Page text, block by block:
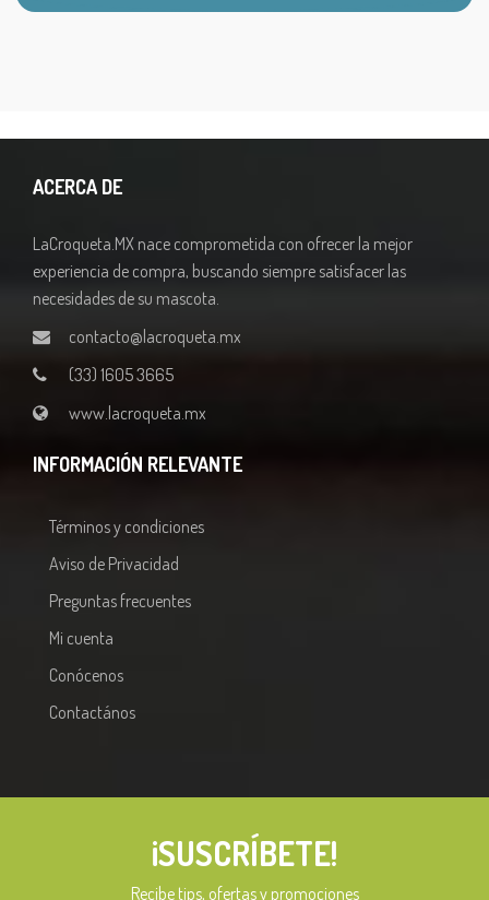
ACERCA DE
LaCroqueta.MX nace comprometida con ofrecer la mejor
experiencia de compra, buscando siempre satisfacer las
necesidades de su mascota.
contacto@lacroqueta.mx
(33) 1605 3665
www.lacroqueta.mx
INFORMACIÓN RELEVANTE
Términos y condiciones
Aviso de Privacidad
Preguntas frecuentes
Mi cuenta
Conócenos
Contactános
¡SUSCRÍBETE!
Recibe tips, ofertas y promociones